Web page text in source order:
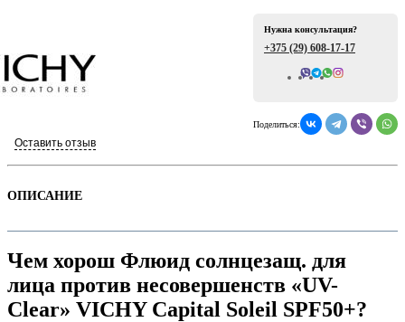
Всего отзывов: 0
Оставить отзыв
Нужна консультация?
+375 (29) 608-17-17
Поделиться:
ОПИСАНИЕ
Чем хорош Флюид солнцезащ. для
лица против несовершенств «UV-
Clear» VICHY Capital Soleil SPF50+?